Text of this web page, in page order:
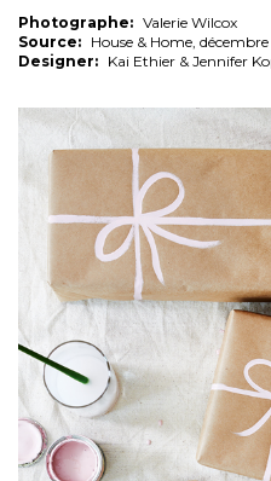
Photographe: Valerie Wilcox
Source: House & Home, décembre
Designer: Kai Ethier & Jennifer